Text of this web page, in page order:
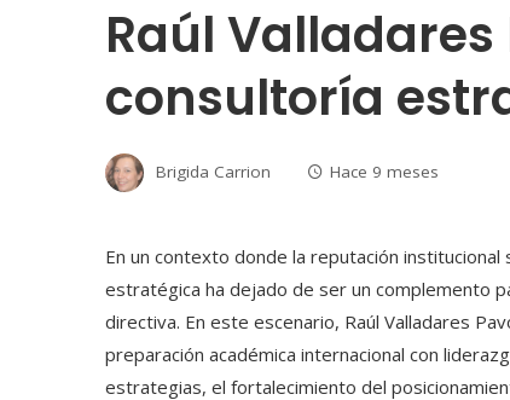
Raúl Valladares
consultoría
Brigida Carrion Hace 9 meses
En un contexto donde la reputación
estratégica ha dejado de ser un complemento
directiva. En este escenario, Raúl Valladares
preparación académica internacional con
estrategias, el fortalecimiento del